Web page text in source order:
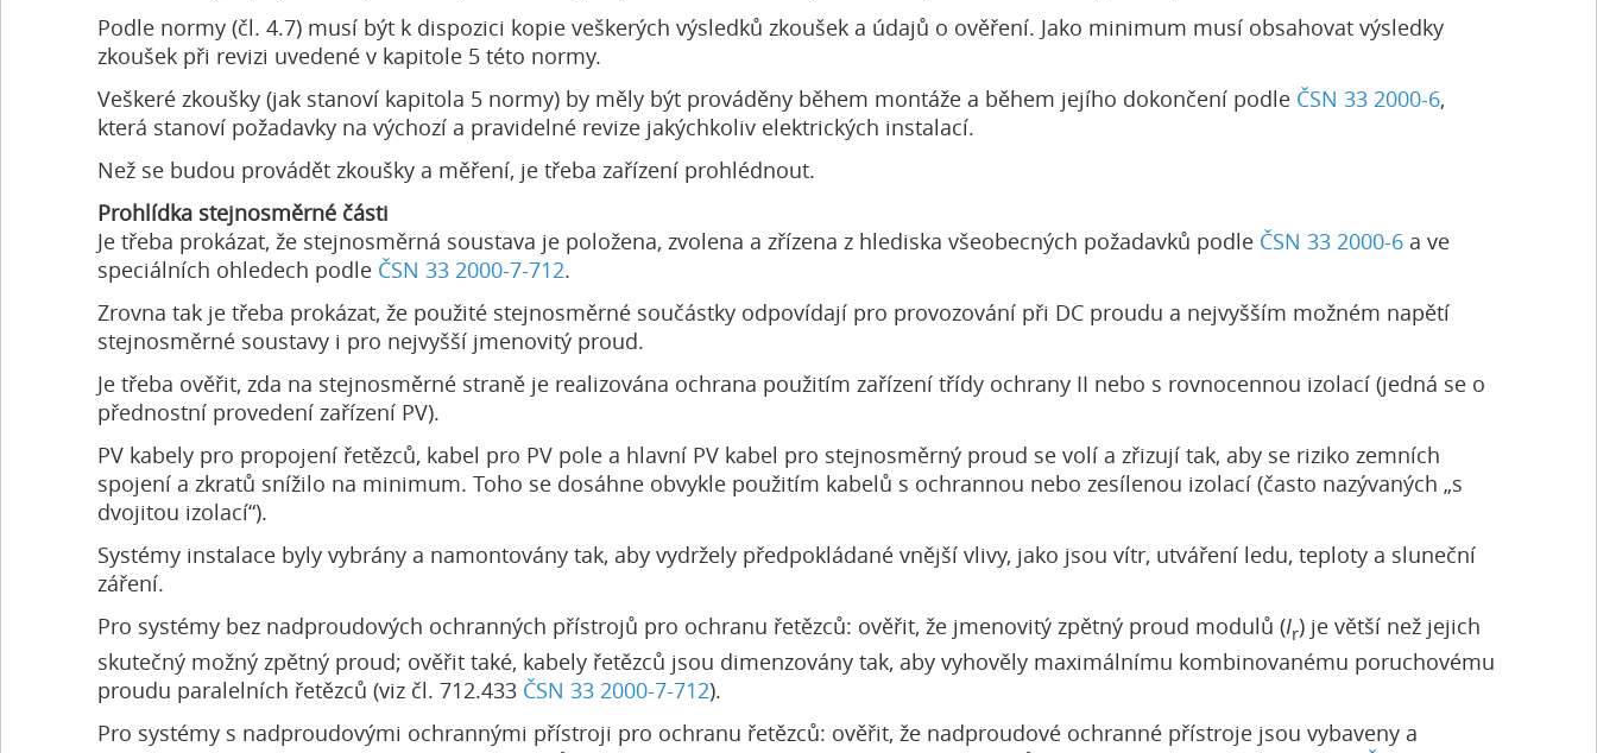
Podle normy (čl. 4.7) musí být k dispozici kopie veškerých výsledků zkoušek a údajů o ověření. Jako minimum musí obsahovat výsledky
zkoušek při revizi uvedené v kapitole 5 této normy.
Veškeré zkoušky (jak stanoví kapitola 5 normy) by měly být prováděny během montáže a během jejího dokončení podle ČSN 33 2000-6,
která stanoví požadavky na výchozí a pravidelné revize jakýchkoliv elektrických instalací.
Než se budou provádět zkoušky a měření, je třeba zařízení prohlédnout.
Prohlídka stejnosměrné části
Je třeba prokázat, že stejnosměrná soustava je položena, zvolena a zřízena z hlediska všeobecných požadavků podle ČSN 33 2000-6a ve
speciálních ohledech podle ČSN 33 2000-7-712.
Zrovna tak je třeba prokázat, že použité stejnosměrné součástky odpovídají pro provozování při DC proudu a nejvyšším možném napětí
stejnosměrné soustavy i pro nejvyšší jmenovitý proud.
Je třeba ověřit, zda na stejnosměrné straně je realizována ochrana použitím zařízení třídy ochrany II nebo s rovnocennou izolací (jedná se o
přednostní provedení zařízení PV).
PV kabely pro propojení řetězců, kabel pro PV pole a hlavní PV kabel pro stejnosměrný proud se volí a zřizují tak, aby se riziko zemních
spojení a zkratů snížilo na minimum. Toho se dosáhne obvykle použitím kabelů s ochrannou nebo zesílenou izolací (často nazývaných „s
dvojitou izolací“).
Systémy instalace byly vybrány a namontovány tak, aby vydržely předpokládané vnější vlivy, jako jsou vítr, utváření ledu, teploty a sluneční
záření.
Pro systémy bez nadproudových ochranných přístrojů pro ochranu řetězců: ověřit, že jmenovitý zpětný proud modulů (Ir) je větší než jejich
skutečný možný zpětný proud; ověřit také, kabely řetězců jsou dimenzovány tak, aby vyhověly maximálnímu kombinovanému poruchovému
proudu paralelních řetězců (viz čl. 712.433 ČSN 33 2000-7-712).
Pro systémy s nadproudovými ochrannými přístroji pro ochranu řetězců: ověřit, že nadproudové ochranné přístroje jsou vybaveny a